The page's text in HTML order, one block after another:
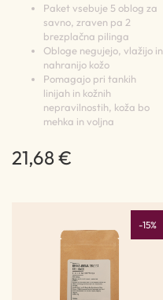
Paket vsebuje 5 oblog za
savno, zraven pa 2
brezplačna pilinga
Obloge negujejo, vlažijo in
nahranijo kožo
Pomagajo pri tankih
linijah in kožnih
nepravilnostih, koža bo
mehka in voljna
21,68 €
-15%